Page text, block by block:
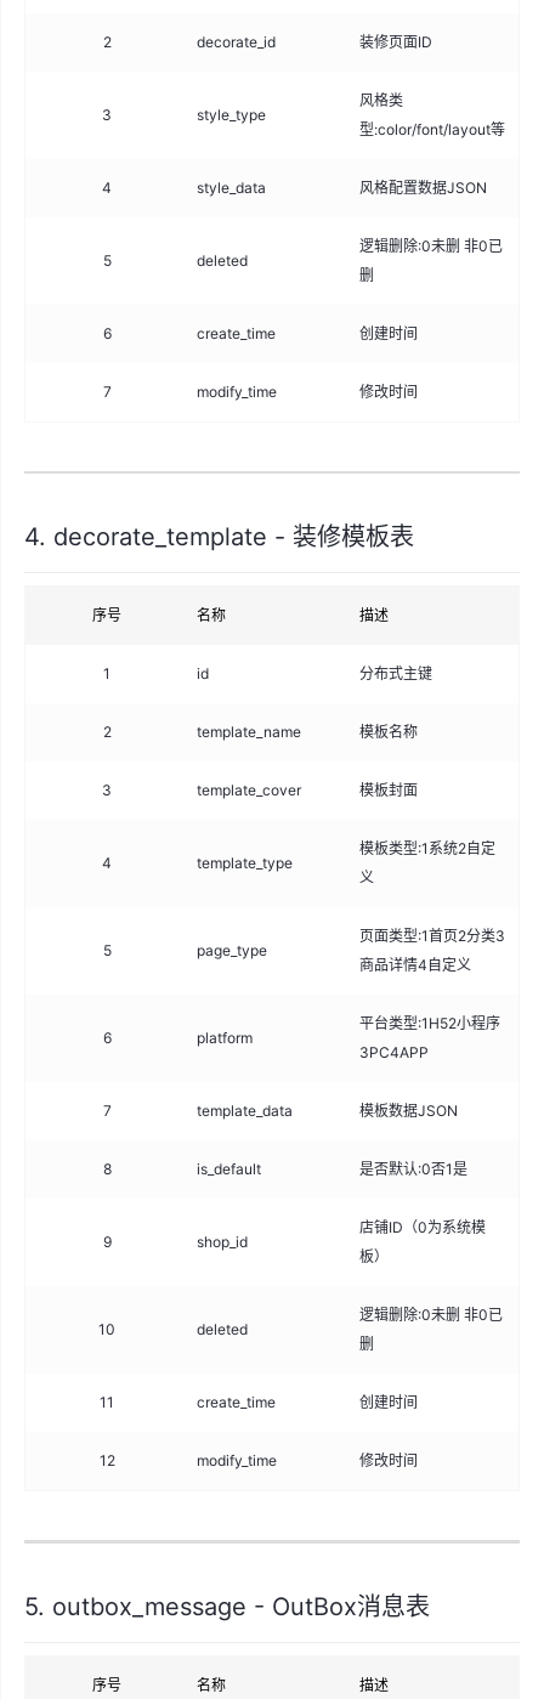
2 decorate_id 装修页面ID
3 style_type
风格类
型:color/font/layout等
4 style_data 风格配置数据JSON
5 deleted
逻辑删除:0未删 非0已
删
6 create_time 创建时间
7 modify_time 修改时间
4. decorate_template - 装修模板表
序号 名称 描述
1 id 分布式主键
2 template_name 模板名称
3 template_cover 模板封面
4 template_type
模板类型:1系统2自定
义
5 page_type
页面类型:1首页2分类3
商品详情4自定义
6 platform
平台类型:1H52小程序
3PC4APP
7 template_data 模板数据JSON
8 is_default 是否默认:0否1是
9 shop_id
店铺ID（0为系统模
板）
10 deleted
逻辑删除:0未删 非0已
删
11 create_time 创建时间
12 modify_time 修改时间
5. outbox_message - OutBox消息表
序号 名称 描述